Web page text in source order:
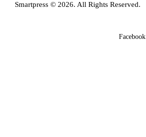
Smartpress © 2026. All Rights Reserved.
Facebook